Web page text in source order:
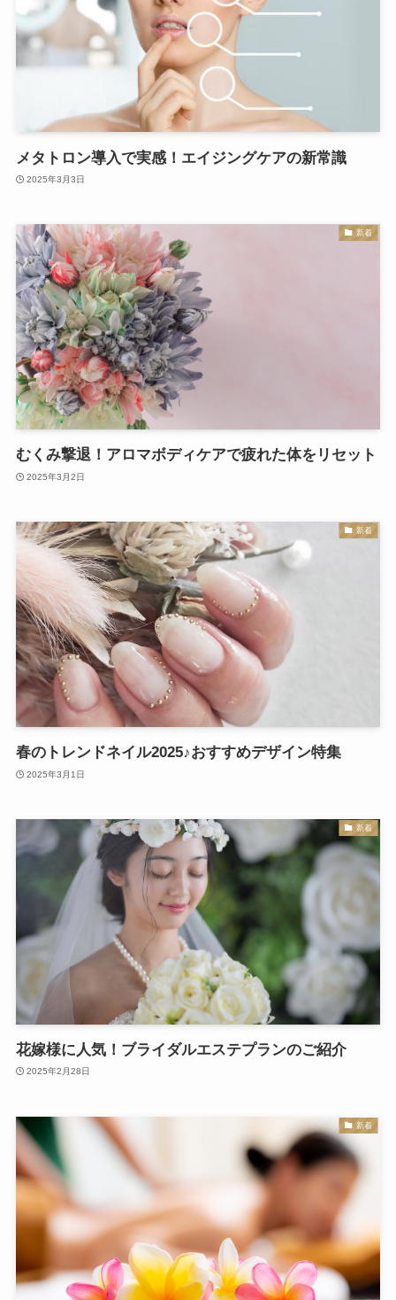
メタトロン導入で実感！エイジングケアの新常識
2025年3月3日
新着
むくみ撃退！アロマボディケアで疲れた体をリセット
2025年3月2日
新着
春のトレンドネイル2025♪おすすめデザイン特集
2025年3月1日
新着
花嫁様に人気！ブライダルエステプランのご紹介
2025年2月28日
新着